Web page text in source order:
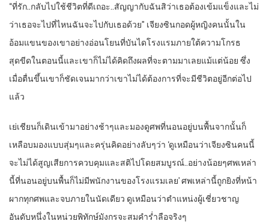
“ที่รัก..กลับไปใช้ชีวิตที่ดีเถอะ..สัญญากับฉันสิว่าเธอต้องเข้มแข็งและไม่
ว่าเธอจะไปที่ไหนฉันจะไปกับเธอด้วย” เจียงซินกอดผู้หญิงคนนั้นใน
อ้อมแขนของเขาอย่างอ่อนโยนที่บันไดโรงแรมภายใต้ความโกรธ
สุดขีดในตอนนี้และเขาก็ไม่ได้คิดถึงผลที่จะตามมาเลยแม้แต่น้อย ซึ่ง
เมื่อตื่นขึ้นเขาก็ชัดเจนมากว่าเขาไม่ได้ต้องการที่จะมีชีวิตอยู่อีกต่อไป
แล้ว
เย่เชียนก็เดินเข้ามาอย่างช้าๆและมองดูศพที่นอนอยู่บนพื้นจากนั้นก็
เหลือบมองแบบสุ่มๆและครุ่นคิดอย่างลับๆว่า ‘ดูเหมือนว่าเจียงซินคนนี้
จะไม่ได้สูญเสียการควบคุมและสติไปโดยสมบูรณ์..อย่างน้อยๆศพเหล่า
นี้ที่นอนอยู่บนพื้นก็ไม่มีพนักงานของโรงแรมเลย’ ศพเหล่านี้ถูกยิงที่หน้า
ผากทุกศพและจบภายในนัดเดียว ดูเหมือนว่าตำแหน่งผู้เชี่ยวชาญ
อันดับหนึ่งในหน่วยพิทักษ์มังกรจะสมคำร่ำลือจริงๆ